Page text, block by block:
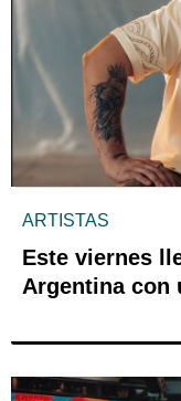
ARTISTAS
Este viernes
Argentina con